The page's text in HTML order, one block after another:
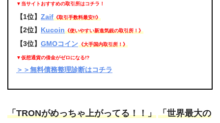
▼当サイトおすすめの取引所はコチラ！
【1位】 Zaif《取引手数料最安!!》
【2位】 Kucoin《使いやすい新進気鋭の取引所！》
【3位】 GMOコイン《大手国内取引所！》
▼仮想通貨の借金がゼロになる!?
＞＞無料債務整理診断はコチラ
「TRONがめっちゃ上がってる！！」 「世界最大の